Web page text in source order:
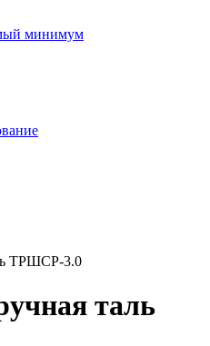
минимум
ТРШСР-3.0
таль